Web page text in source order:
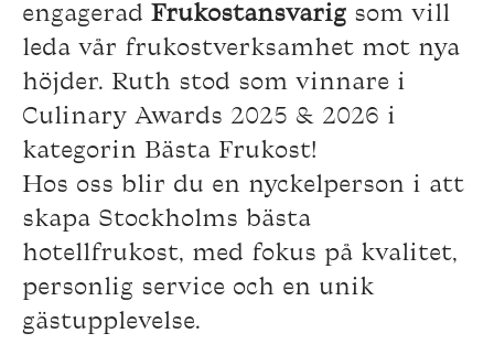
engagerad Frukostansvarig som vill
leda vår frukostverksamhet mot nya
höjder. Ruth stod som vinnare i
Culinary Awards 2025 & 2026 i
kategorin Bästa Frukost!
Hos oss blir du en nyckelperson i att
skapa Stockholms bästa
hotellfrukost, med fokus på kvalitet,
personlig service och en unik
gästupplevelse.